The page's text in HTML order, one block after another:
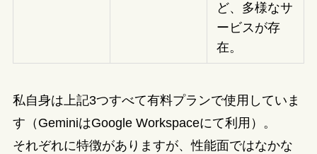
ど、多様なサ
ービスが存
在。
私自身は上記3つすべて有料プランで使用していま
す（GeminiはGoogle Workspaceにて利用）。
それぞれに特徴がありますが、性能面ではなかな